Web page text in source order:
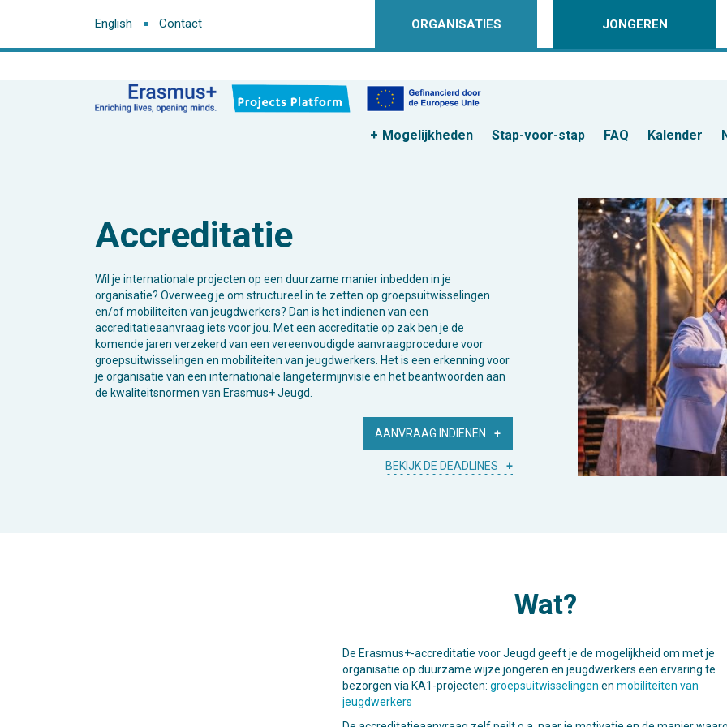
English Contact ORGANISATIES JONGEREN
Mogelijkheden Stap-voor-stap FAQ Kalender
Accreditatie
Wil je internationale projecten op een duurzame manier inbedden in je
organisatie? Overweeg je om structureel in te zetten op groepsuitwisselingen
en/of mobiliteiten van jeugdwerkers? Dan is het indienen van een
accreditatieaanvraag iets voor jou. Met een accreditatie op zak ben je de
komende jaren verzekerd van een vereenvoudigde aanvraagprocedure voor
groepsuitwisselingen en mobiliteiten van jeugdwerkers. Het is een erkenning voor
je organisatie van een internationale langetermijnvisie en het beantwoorden aan
de kwaliteitsnormen van Erasmus+ Jeugd.
AANVRAAG INDIENEN
BEKIJK DE DEADLINES
Wat?
De Erasmus+-accreditatie voor Jeugd geeft je de mogelijkheid om met je
organisatie op duurzame wijze jongeren en jeugdwerkers een ervaring te
bezorgen via KA1-projecten: groepsuitwisselingen en mobiliteiten van
jeugdwerkers